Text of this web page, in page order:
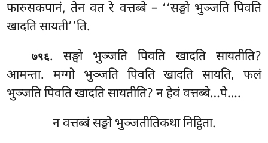
फारुसकपानं, तेन वत रे वत्तब्बे – ‘‘सङ्घो भुञ्जति पिवति
खादति सायती’’ति.
७९६. सङ्घो भुञ्जति पिवति खादति सायतीति?
आमन्ता. मग्गो भुञ्जति पिवति खादति सायति, फलं
भुञ्जति पिवति खादति सायतीति? न हेवं वत्तब्बे…पे….
न वत्तब्बं सङ्घो भुञ्जतीतिकथा निट्ठिता.